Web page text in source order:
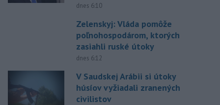
dnes 6:10
Zelenskyj: Vláda pomôže
poľnohospodárom, ktorých
zasiahli ruské útoky
dnes 6:12
V Saudskej Arábii si útoky
húsíov vyžiadali zranených
civilistov